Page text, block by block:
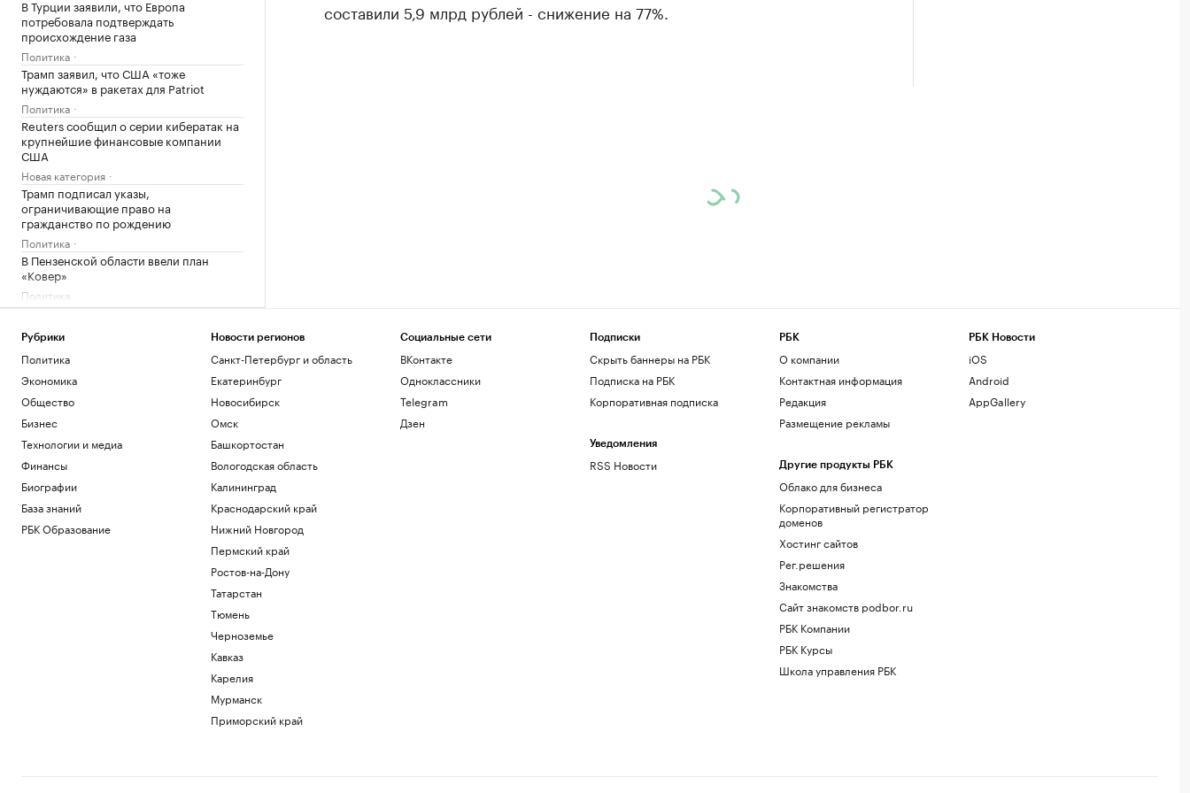
В Турции заявили, что Европа
потребовала подтверждать
происхождение газа
Политика
Трамп заявил, что США «тоже
нуждаются» в ракетах для Patriot
Политика
Reuters сообщил о серии кибератак на
крупнейшие финансовые компании
США
Новая категория
Трамп подписал указы,
ограничивающие право на
гражданство по рождению
Политика
В Пензенской области ввели план
«Ковер»
Политика
Четыре человека погибли при взрыве в
Общество
В Африке поддержали Инфантино
после скандала с продажей прав ЧМ
Спорт
Запасы газа в Европе на минимуме. Что
будет зимой
Подписка на РБК
Экс-глава Mind Money признала вину
по «делу брокеров» о хищении ₽7 млрд
Финансы
Как изучали Луну: от изобретения
телескопа до высадки. Видео РБК
Гендиректор «ИжАвиа» объявил об
составили 5,9 млрд рублей - снижение на 77%.
Рубрики
Политика
Экономика
Общество
Бизнес
Технологии и медиа
Финансы
Биографии
База знаний
РБК Образование
Новости регионов
Санкт-Петербург и область
Екатеринбург
Новосибирск
Омск
Башкортостан
Вологодская область
Калининград
Краснодарский край
Нижний Новгород
Пермский край
Ростов-на-Дону
Татарстан
Тюмень
Черноземье
Кавказ
Карелия
Мурманск
Приморский край
Социальные сети
ВКонтакте
Одноклассники
Telegram
Дзен
Подписки
Скрыть баннеры на РБК
Подписка на РБК
Корпоративная подписка
Уведомления
RSS Новости
РБК
О компании
Контактная информация
Редакция
Размещение рекламы
Другие продукты РБК
Облако для бизнеса
Корпоративный регистратор
доменов
Хостинг сайтов
Рег.решения
Знакомства
Сайт знакомств podbor.ru
РБК Компании
РБК Курсы
Школа управления РБК
РБК Новости
iOS
Android
AppGallery